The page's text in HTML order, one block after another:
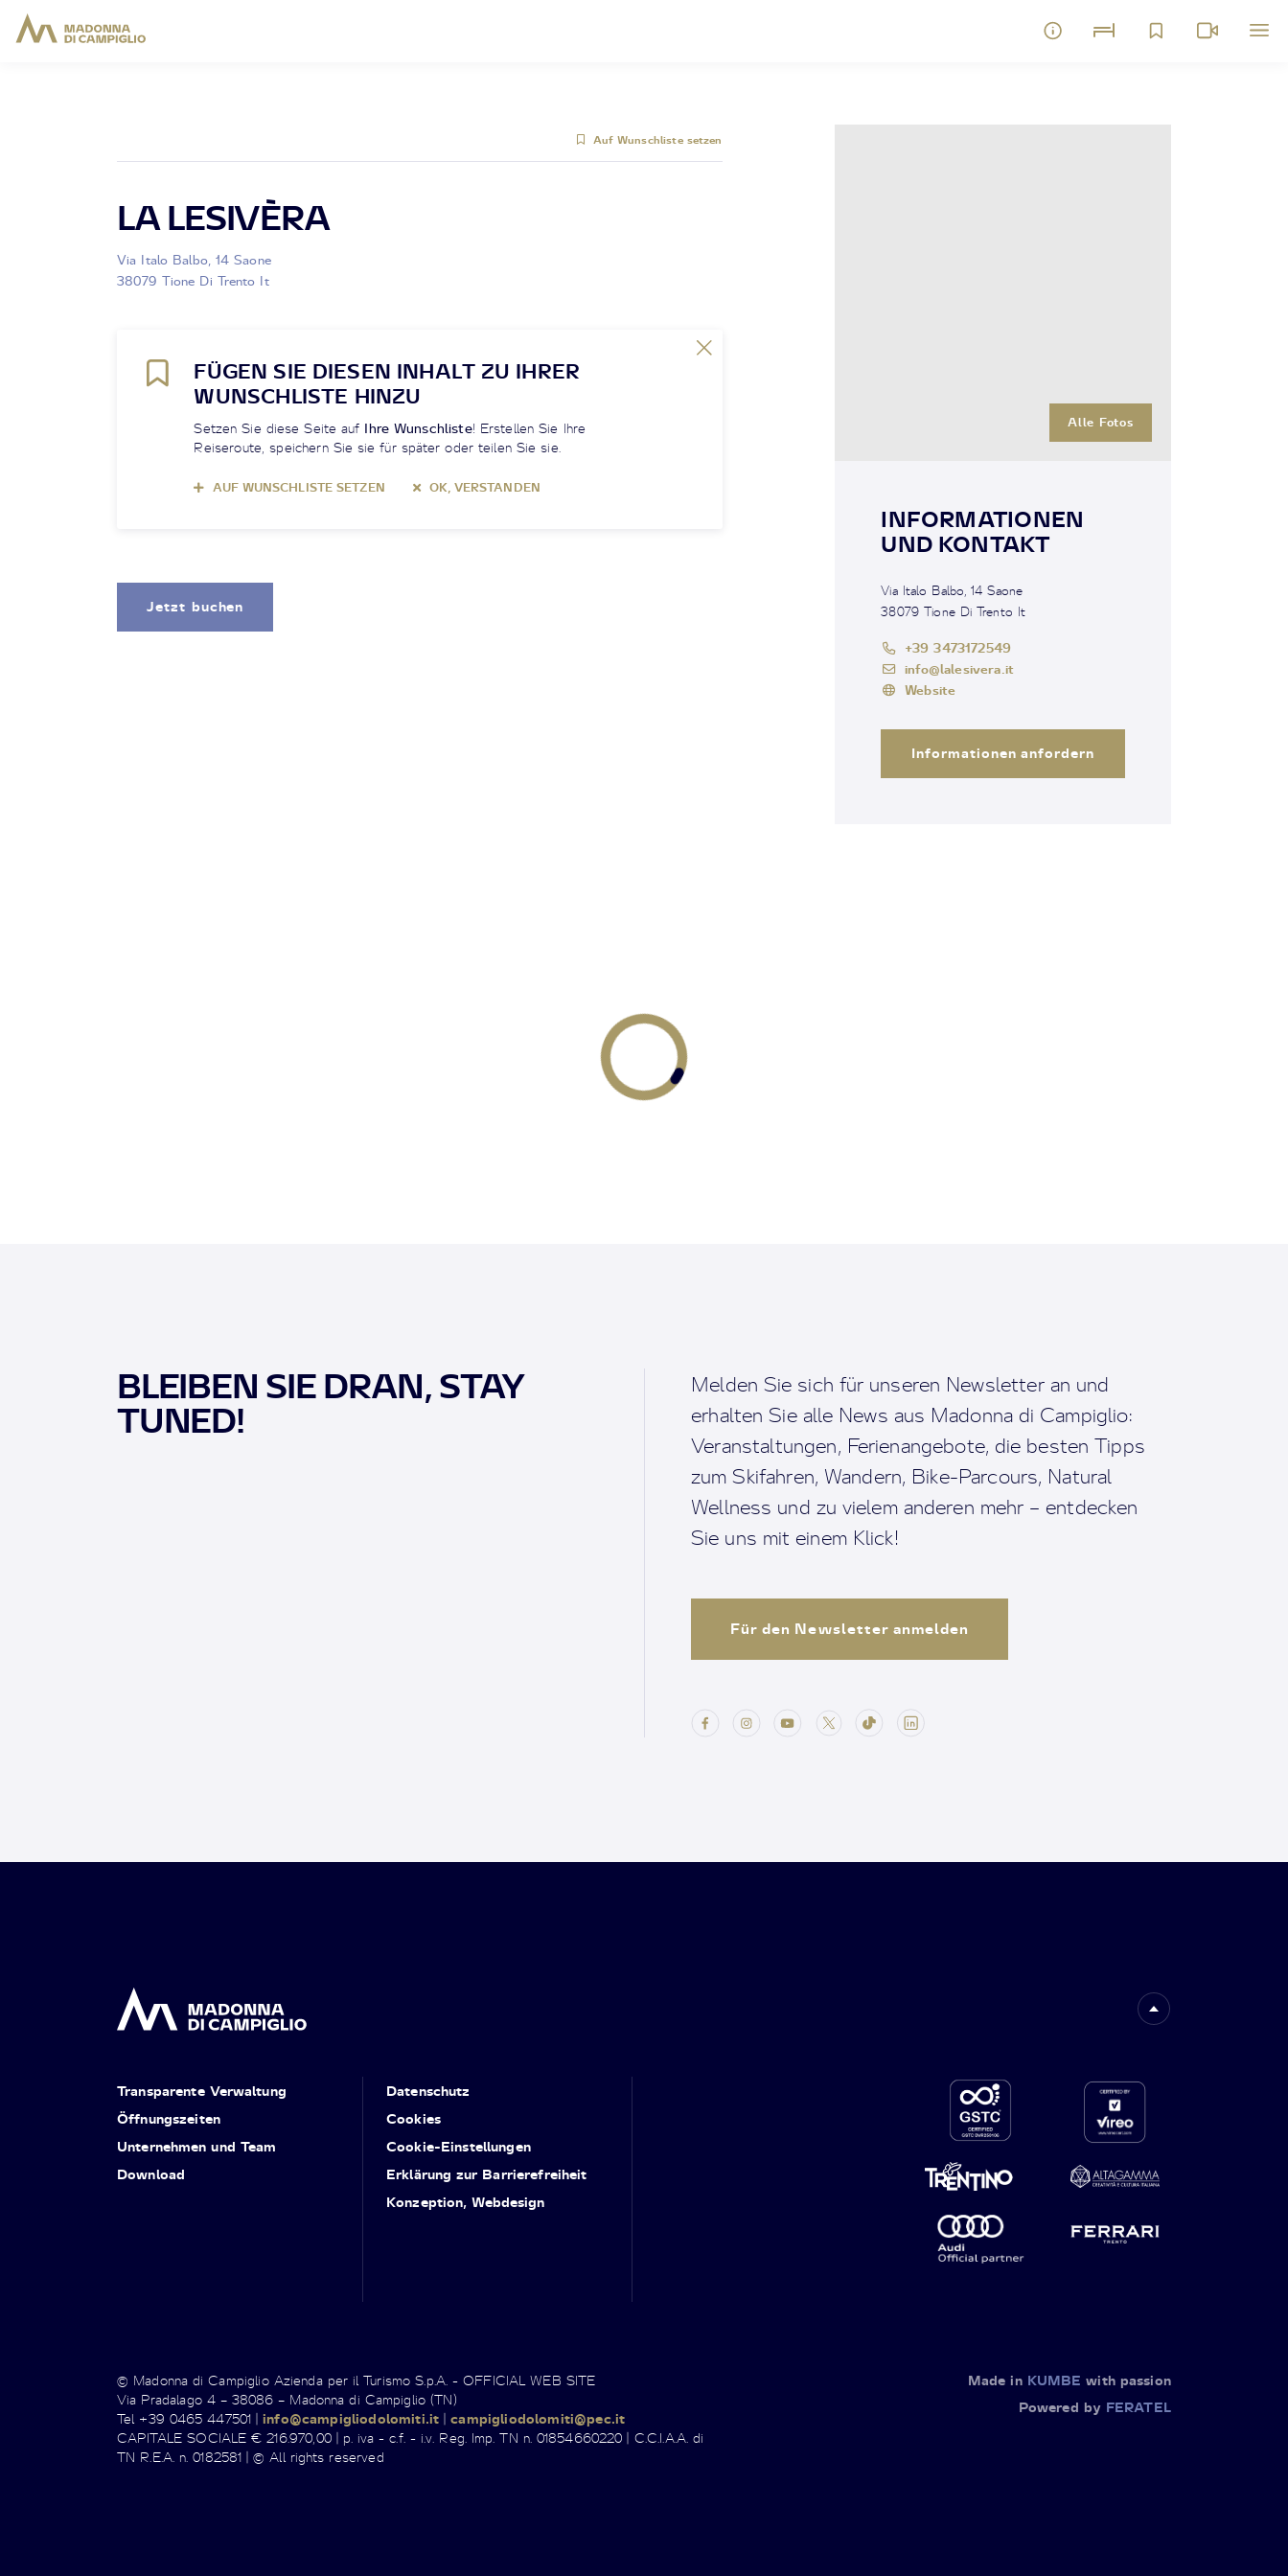
Auf Wunschliste setzen
LA LESIVÈRA
Via Italo Balbo, 14 Saone
38079 Tione Di Trento It
FÜGEN SIE DIESEN INHALT ZU IHRER
WUNSCHLISTE HINZU
Setzen Sie diese Seite auf Ihre Wunschliste! Erstellen Sie Ihre
Reiseroute, speichern Sie sie für später oder teilen Sie sie.
AUF WUNSCHLISTE SETZEN OK, VERSTANDEN
Jetzt buchen
Alle Fotos
INFORMATIONEN
UND KONTAKT
Via Italo Balbo, 14 Saone
38079 Tione Di Trento It
+39 3473172549
info@lalesivera.it
Website
Informationen anfordern
BLEIBEN SIE DRAN, STAY
TUNED!
Melden Sie sich für unseren Newsletter an und
erhalten Sie alle News aus Madonna di Campiglio:
Veranstaltungen, Ferienangebote, die besten Tipps
zum Skifahren, Wandern, Bike-Parcours, Natural
Wellness und zu vielem anderen mehr – entdecken
Sie uns mit einem Klick!
Für den Newsletter anmelden
Transparente Verwaltung
Öffnungszeiten
Unternehmen und Team
Download
Datenschutz
Cookies
Cookie-Einstellungen
Erklärung zur Barrierefreiheit
Konzeption, Webdesign
© Madonna di Campiglio Azienda per il Turismo S.p.A. - OFFICIAL WEB SITE
Via Pradalago 4 – 38086 – Madonna di Campiglio (TN)
Tel +39 0465 447501 |info@campigliodolomiti.it |campigliodolomiti@pec.it
CAPITALE SOCIALE € 216.970,00 | p. iva - c.f. - i.v. Reg. Imp. TN n. 01854660220 | C.C.I.A.A. di
TN R.E.A. n. 0182581 | © All rights reserved
Made in KUMBE with passion
Powered by FERATEL